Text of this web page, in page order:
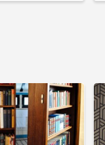
מתקין הדלתות? כל